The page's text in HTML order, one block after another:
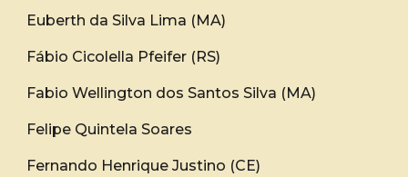
Euberth da Silva Lima (MA)
Fábio Cicolella Pfeifer (RS)
Fabio Wellington dos Santos Silva (MA)
Felipe Quintela Soares
Fernando Henrique Justino (CE)